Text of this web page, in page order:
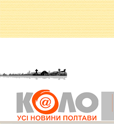
Головна » 2010 рік »
Календар